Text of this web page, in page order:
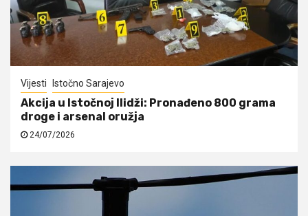
Vijesti Istočno Sarajevo
Akcija u Istočnoj Ilidži: Pronađeno 800 grama
droge i arsenal oružja
24/07/2026